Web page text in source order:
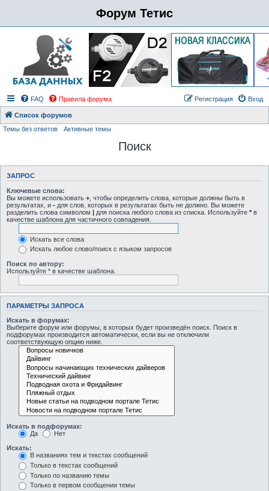
Форум Тетис
FAQ Правила форума Вход
Регистрация
Список форумов
Темы без ответов
Активные темы
Поиск
ЗАПРОС
Ключевые слова:
Вы можете использовать + , чтобы определить слова, которые должны быть в
результатах, и - для слов, которых в результатах быть не должно. Вы можете
разделить слова символом | для поиска любого слова из списка. Используйте * в
качестве шаблона для частичного совпадения.
Искать все слова
Искать любое слово/поиск с языком запросов
Поиск по автору:
Используйте * в качестве шаблона.
ПАРАМЕТРЫ ЗАПРОСА
Искать в форумах:
Выберите форум или форумы, в которых будет произведён поиск. Поиск в
подфорумах производится автоматически, если вы не отключили
соответствующую опцию ниже.
Искать в подфорумах:
Да
Нет
Искать:
В названиях тем и текстах сообщений
Только в текстах сообщений
Только по названию темы
Только в первом сообщении темы